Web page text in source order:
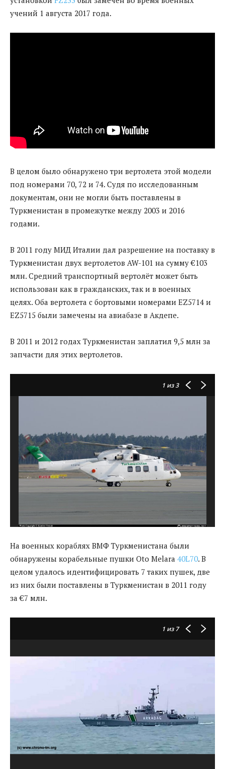
учений 1 августа 2017 года.
В целом было обнаружено три вертолета этой модели
под номерами 70, 72 и 74. Судя по исследованным
документам, они не могли быть поставлены в
Туркменистан в промежутке между 2003 и 2016
годами.
В 2011 году МИД Италии дал разрешение на поставку в
Туркменистан двух вертолетов AW-101 на сумму €103
млн. Средний транспортный вертолёт может быть
использован как в гражданских, так и в военных
целях. Оба вертолета с бортовыми номерами EZ5714 и
EZ5715 были замечены на авиабазе в Акдепе.
В 2011 и 2012 годах Туркменистан заплатил 9,5 млн за
запчасти для этих вертолетов.
1 из 3
На военных кораблях ВМФ Туркменистана были
обнаружены корабельные пушки Oto Melara 40L70. В
целом удалось идентифицировать 7 таких пушек, две
из них были поставлены в Туркменистан в 2011 году
за €7 млн.
1 из 7